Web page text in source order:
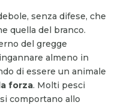
senza difese, che
quella del branco.
del gregge
almeno in
di essere un animale
forza. Molti pesci
comportano allo